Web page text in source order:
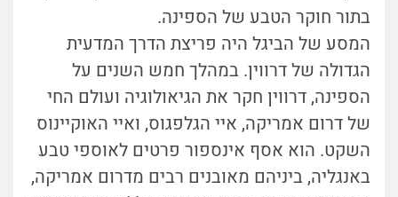
בתור חוקר הטבע של הספינה.
המסע של הביגל היה פריצת הדרך המדעית
הגדולה של דרווין. במהלך חמש השנים על
הספינה, דרווין חקר את הגיאולוגיה ועולם החי
של דרום אמריקה, איי הגלפגוס, ואיי האוקיינוס
השקט. הוא אסף אינספור פרטים לאוספי טבע
באנגליה, ביניהם מאובנים רבים מדרום אמריקה,